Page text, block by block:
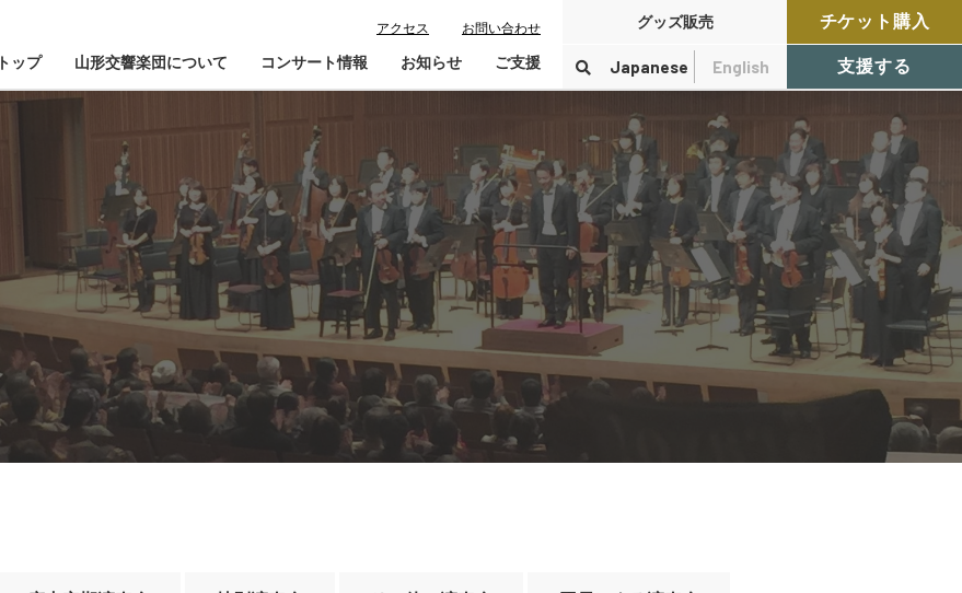
アクセス お問い合わせ
トップ 山形交響楽団について
山響が目指すもの
指揮者・楽団員紹介
山響アマデウスコア
山響の教育・地域交流
動画で見る山響
団体情報
コンサート情報
チケット購入ガイド
鑑賞会員入会
定期演奏会アーカイブ
お知らせ ご支援
寄付控除について
グッズ販売
Japanese English
チケット購入
支援する